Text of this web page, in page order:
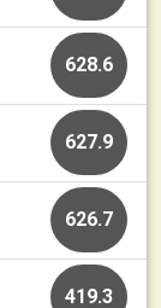
628.6
627.9
626.7
419.3